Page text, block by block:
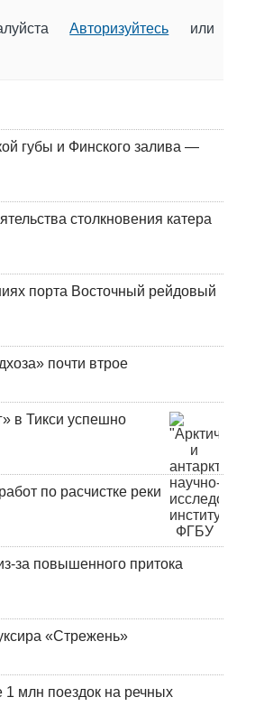
Авторизуйтесь или
губы и Финского залива —
столкновения катера
порта Восточный рейдовый
почти втрое
в Тикси успешно
по расчистке реки
за повышенного притока
«Стрежень»
млн поездок на речных